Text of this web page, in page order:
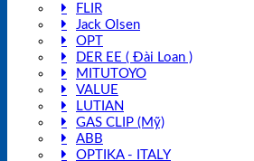
FLIR
Jack Olsen
OPT
DER EE ( Đài Loan )
MITUTOYO
VALUE
LUTIAN
GAS CLIP (Mỹ)
ABB
OPTIKA - ITALY